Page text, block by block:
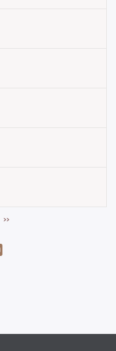
Next
››